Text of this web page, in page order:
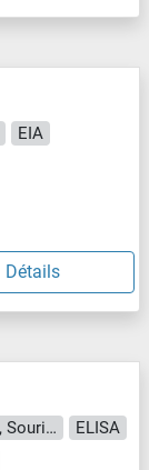
EIA
Détails
Reactivité: Hepatitis B Virus (HBV), Souris, Rat, Virus
ELISA